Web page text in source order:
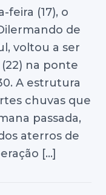
feira (17), o
de
voltou a ser
na ponte
A estrutura
chuvas que
passada,
aterros de
[…]